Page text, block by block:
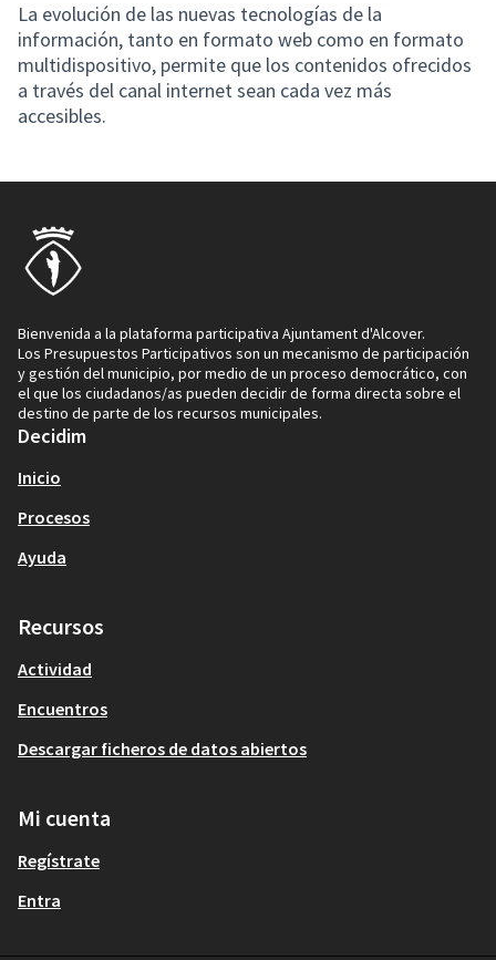
La evolución de las nuevas tecnologías de la
información, tanto en formato web como en formato
multidispositivo, permite que los contenidos ofrecidos
a través del canal internet sean cada vez más
accesibles.
Bienvenida a la plataforma participativa Ajuntament d'Alcover.
Los Presupuestos Participativos son un mecanismo de participación
y gestión del municipio, por medio de un proceso democrático, con
el que los ciudadanos/as pueden decidir de forma directa sobre el
destino de parte de los recursos municipales.
Decidim
Inicio
Procesos
Ayuda
Recursos
Actividad
Encuentros
Descargar ficheros de datos abiertos
Mi cuenta
Regístrate
Entra